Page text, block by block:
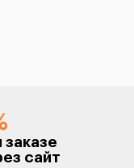
заказе
сайт